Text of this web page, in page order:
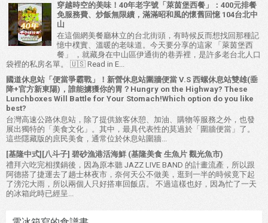
穿越時空的美味！40年老字號「萊茵堡西餐」：400元排餐
免服務費、炒飯無限續，滿滿昭和風的懷舊回憶 104台北中
山
在這個網美餐廳林立的台北街頭，有時候反而想找回那種記
憶中樸實、溫暖的老味道。今天要分享的這家 「萊茵堡西
餐」 ，就藏身在中山區伊通街的巷弄裡，是許多老台北人口
袋裡的私房名單。 🇺🇸 Read in E...
國道休息站「便當爭霸戰」！新營休息站圍牆便當 V.S 西螺休息站雙雄(垂
降+官方新東陽)，誰能擄獲你的胃？Hungry on the Highway? These
Lunchboxes Will Battle for Your Stomach!Which option do you like
best?
台灣高速公路休息站，除了提供旅客休憩、加油、購物等服務之外，也發
展出獨特的「美食文化」。其中，最具代表性的莫過於「圍牆便當」了。
這些隱藏版的庶民美食，通常位於休息站圍牆...
[基隆中式][八斗子] 碧砂漁港活海鮮 (基隆美食 生魚片 觀光魚市)
禮拜六吃完相撲鍋後，因為原本聽 JAZZ LIVE BAND 的計畫流產，所以跟
阿德搭了捷運去了趟士林夜市，奈何天公不做美，逛到一半的時候竟下起
了滂沱大雨，所以兩個人只好搭車回飯店。 不過這樣也好，因為忙了一天
的冰箱此時已經呈...